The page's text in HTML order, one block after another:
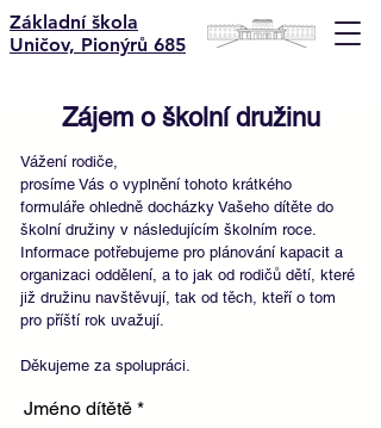
Základní škola
Uničov, Pionýrů 685
Zájem o školní družinu
Vážení rodiče,
prosíme Vás o vyplnění tohoto krátkého
formuláře ohledně docházky Vašeho dítěte do
školní družiny v následujícím školním roce.
Informace potřebujeme pro plánování kapacit a
organizaci oddělení, a to jak od rodičů dětí, které
již družinu navštěvují, tak od těch, kteří o tom
pro příští rok uvažují.
Děkujeme za spolupráci.
Jméno dítětě